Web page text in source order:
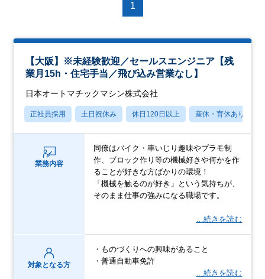
1
【大阪】※未経験歓迎／セールスエンジニア【残
業月15h・住宅手当／飛び込み営業なし】
日本オートマチックマシン株式会社
正社員採用 土日祝休み 休日120日以上 産休・育休あり
業務内容
同僚はバイク・車いじり趣味やプラモ制
作、ブロック作り等の機械好きや何かを作
ることが好きな方ばかりの環境！
「機械を触るのが好き」という気持ちが、
そのまま仕事の強みになる職場です。
…続きを読む
対象となる方
・ものづくりへの興味があること
・普通自動車免許
…続きを読む